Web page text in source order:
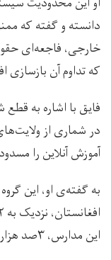
دانسته و گفته که
خارجى، فاجعه‌ای
که تداوم آن بازسازى
فایق با اشاره به
در شماری از
آموزش آنلاين را
به گفته‌ی او، این
اين مدارس‌، ۳صد هزار کودک آموزش می‌بینند.